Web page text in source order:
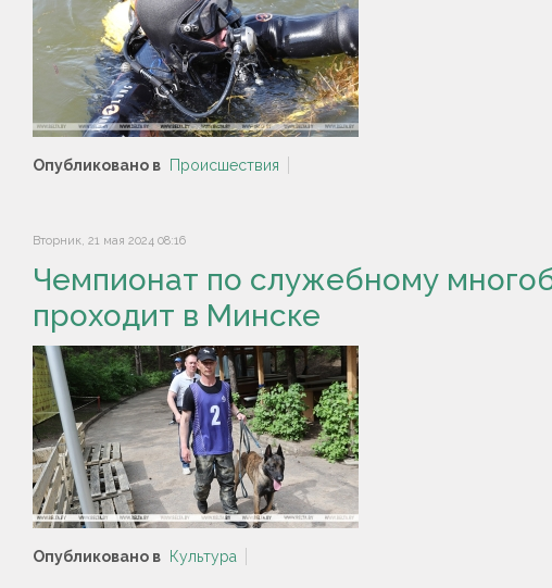
Опубликовано в Происшествия
Вторник, 21 мая 2024 08:16
Чемпионат по служебному
проходит в Минске
Опубликовано в Культура